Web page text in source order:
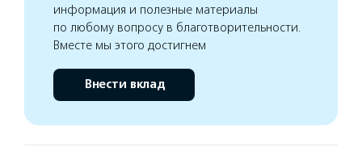
информация и полезные материалы
по любому вопросу в благотворительности.
Вместе мы этого достигнем
Внести вклад